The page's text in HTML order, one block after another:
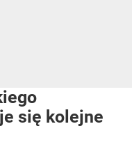
się kolejne